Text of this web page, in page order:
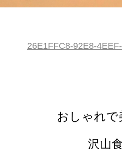
26E1FFC8-92E8-
おしゃれ
沢山